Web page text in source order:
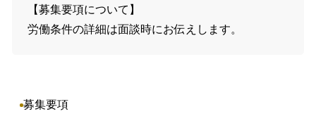
【募集要項について】
労働条件の詳細は面談時にお伝えします。
募集要項